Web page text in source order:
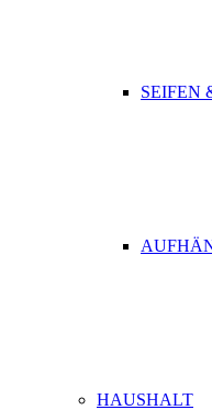
SEIFEN
HAUSHALT